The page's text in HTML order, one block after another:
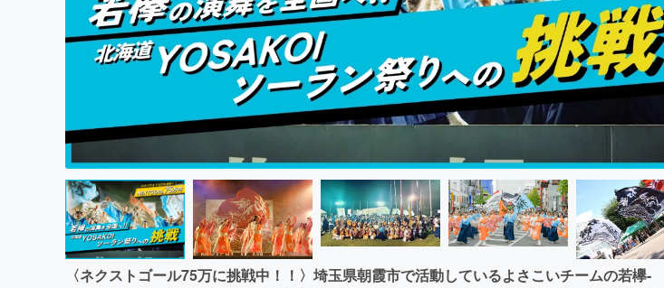
CAMPFIRE for Social Good
CAMPFIREふるさと納税machi-ya
〈ネクストゴール75万に挑戦中！！〉埼玉県朝霞市で活動しているよさこいチームの若欅-